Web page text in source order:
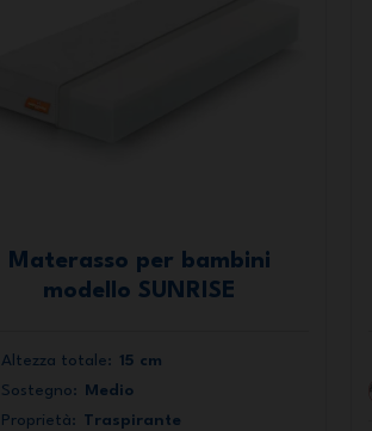
Materasso per bambini
modello SUNRISE
Altezza totale: 15 cm
Sostegno:
Medio
Proprietà: Traspirante